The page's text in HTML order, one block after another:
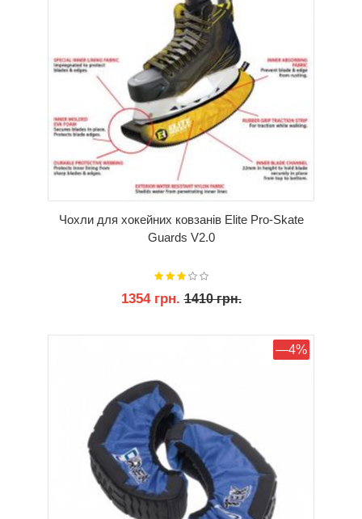
Чохли для хокейних ковзанів Elite Pro-Skate
Guards V2.0
1354 грн.1410 грн.
—4%